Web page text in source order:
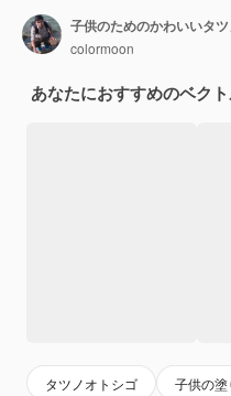
子供のためのかわいいタ
colormoon
あなたにおすすめのベク
タツノオトシゴ 子供の塗